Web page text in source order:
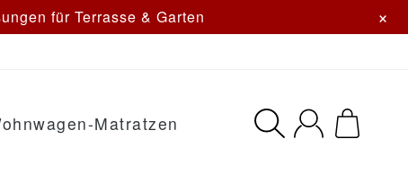
für Terrasse & Garten ×
Matratzen